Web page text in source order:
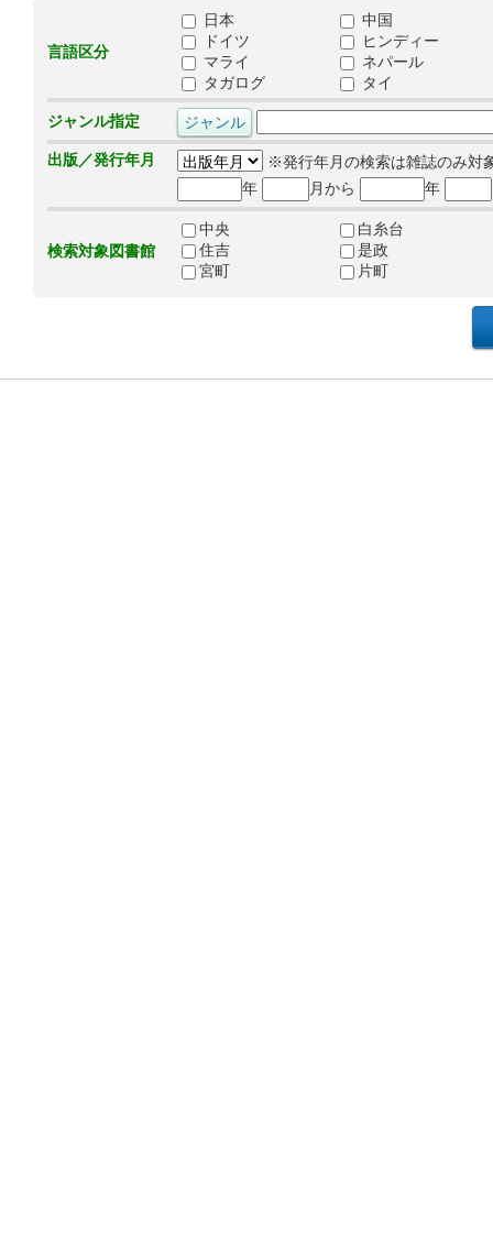
言語区分
日本
中国
ドイツ
ヒンディー
マライ
ネパール
タガログ
タイ
ジャンル指定
出版／発行年月
※発行年月の検索は雑誌のみ対
年
月から 年
検索対象図書館
中央
白糸台
住吉
是政
宮町
片町